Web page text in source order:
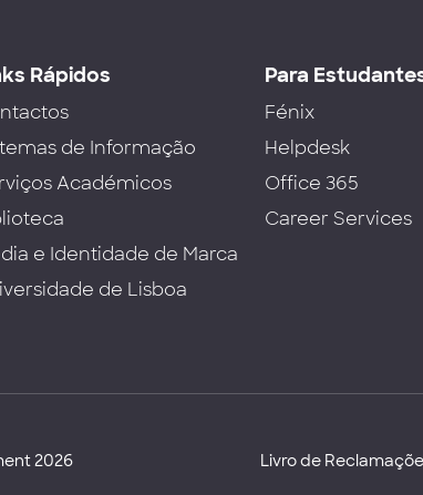
Rápidos
de Informação
Académicos
e Identidade de Marca
de Lisboa
Para
Fénix
Helpdesk
Office 365
Career Services
2026 Livro de